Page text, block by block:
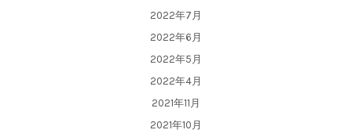
2022年7月
2022年6月
2022年5月
2022年4月
2021年11月
2021年10月